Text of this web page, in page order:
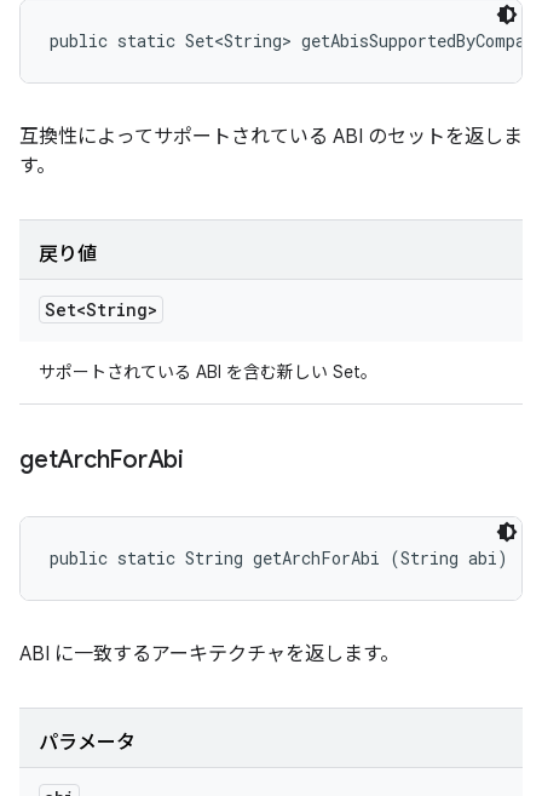
public static Set<String>
互換性によってサポートされている ABI のセットを返しま
す。
戻り値
Set<String>
サポートされている ABI を含む新しい Set。
getArchForAbi
public static String getArchForAbi (String abi)
ABI に一致するアーキテクチャを返します。
パラメータ